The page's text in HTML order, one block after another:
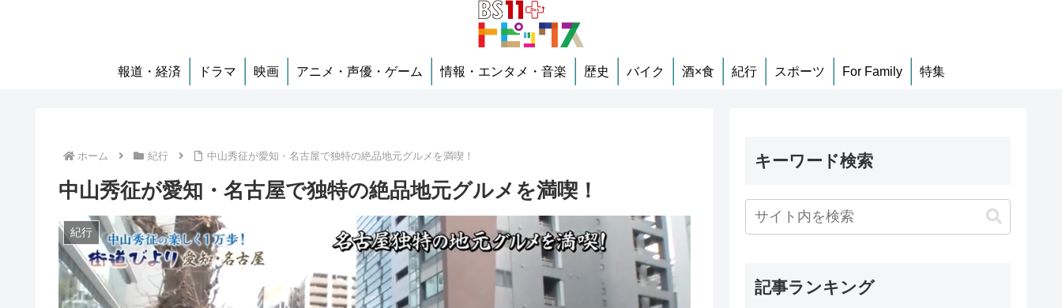
報道・経済 ドラマ 映画 アニメ・声優・ゲーム 情報・エンタメ・音楽 歴史 バイク 酒×食 紀行 スポーツ For Family 特集
ホーム 紀行 中山秀征が愛知・名古屋で独特の絶品地元グルメを満喫！
中山秀征が愛知・名古屋で独特の絶品地元グルメを満喫！
紀行
キーワード検索
記事ランキング